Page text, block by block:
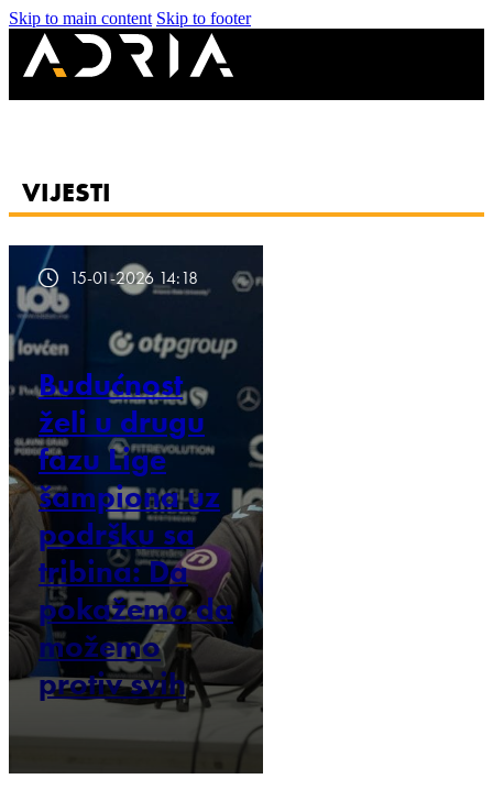
Skip to main content Skip to footer
VIJESTI
15-01-2026 14:18
Budućnost
želi u drugu
fazu Lige
šampiona uz
podršku sa
tribina: Da
pokažemo da
možemo
protiv svih